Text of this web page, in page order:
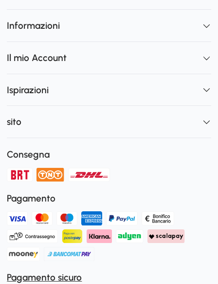
Informazioni
Il mio Account
Ispirazioni
sito
Consegna
Pagamento
Pagamento sicuro